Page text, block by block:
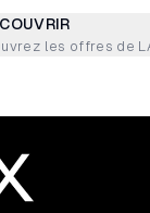
les offres de